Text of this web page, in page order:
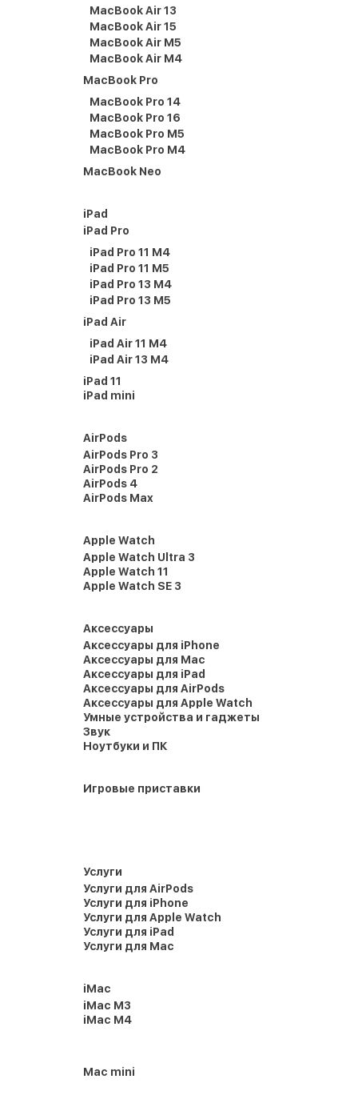
MacBook Air 13
MacBook Air 15
MacBook Air M5
MacBook Air M4
MacBook Pro
MacBook Pro 14
MacBook Pro 16
MacBook Pro M5
MacBook Pro M4
MacBook Neo
iPad
iPad Pro
iPad Pro 11 M4
iPad Pro 11 M5
iPad Pro 13 M4
iPad Pro 13 M5
iPad Air
iPad Air 11 M4
iPad Air 13 M4
iPad 11
iPad mini
AirPods
AirPods Pro 3
AirPods Pro 2
AirPods 4
AirPods Max
Apple Watch
Apple Watch Ultra 3
Apple Watch 11
Apple Watch SE 3
Аксессуары
Аксессуары для iPhone
Аксессуары для Mac
Аксессуары для iPad
Аксессуары для AirPods
Аксессуары для Apple Watch
Умные устройства и гаджеты
Звук
Ноутбуки и ПК
Игровые приставки
Услуги
Услуги для AirPods
Услуги для iPhone
Услуги для Apple Watch
Услуги для iPad
Услуги для Mac
iMac
iMac M3
iMac M4
Mac mini